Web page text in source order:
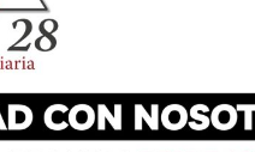
camino en el
vibrante con el
elijan